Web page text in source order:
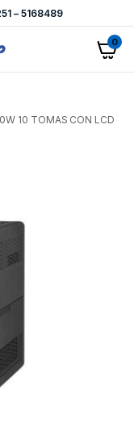
– 5168489
0
10 TOMAS CON LCD